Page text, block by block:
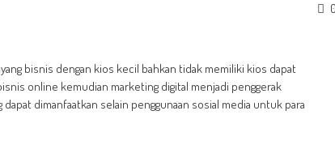
0
bisnis dengan kios kecil bahkan tidak memiliki kios dapat
online kemudian marketing digital menjadi penggerak
dimanfaatkan selain penggunaan sosial media untuk para